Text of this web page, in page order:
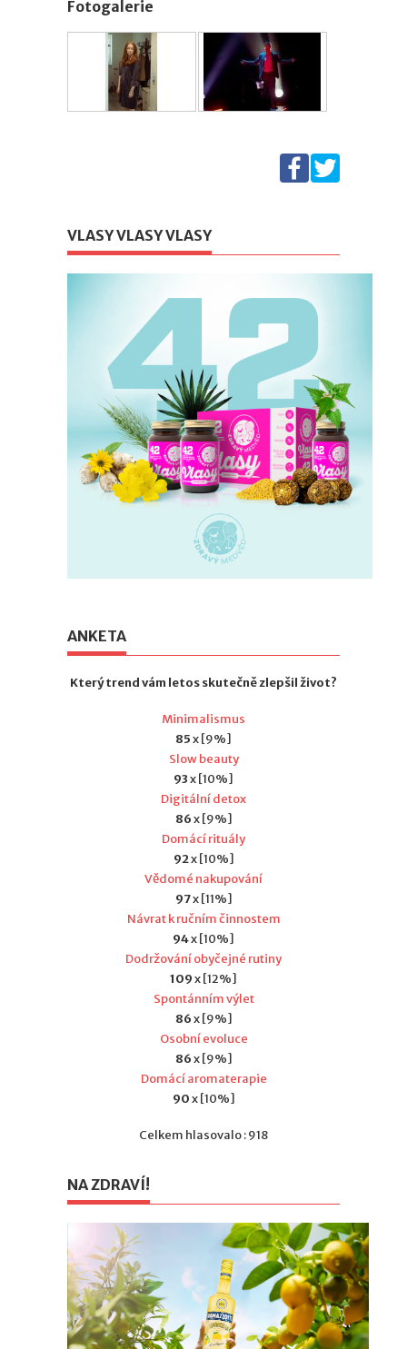
Fotogalerie
VLASY VLASY VLASY
ANKETA
Který trend vám letos skutečně zlepšil život?
Minimalismus
85x [9%]
Slow beauty
93x [10%]
Digitální detox
86x [9%]
Domácí rituály
92x [10%]
Vědomé nakupování
97x [11%]
Návrat k ručním činnostem
94x [10%]
Dodržování obyčejné rutiny
109x [12%]
Spontánním výlet
86x [9%]
Osobní evoluce
86x [9%]
Domácí aromaterapie
90x [10%]
Celkem hlasovalo : 918
NA ZDRAVÍ!